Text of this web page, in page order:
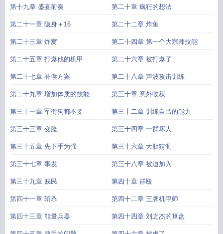
第十九章 盛宴前奏 第二十章 疯狂的想法
第二十一章 隐身＋16 第二十二章 炸鱼
第二十三章 炸窝 第二十四章 第一个大宗师技能
第二十五章 打爆他的机甲 第二十六章 被打爆了
第二十七章 补偿方案 第二十八章 声波攻击训练
第二十九章 增加体质的技能 第三十章 意外收获
第三十一章 军衔狗都不要 第三十二章 训练自己的能力
第三十三章 变脸 第三十四章 一群坏人
第三十五章 先下手为强 第三十六章 大胆猜测
第三十七章 事发 第三十八章 被迫加入
第三十九章 贱民 第四十章 群殴
第四十一章 斩杀 第四十二章 王牌机甲师
第四十三章 能量兵器 第四十四章 刘之杰的算盘